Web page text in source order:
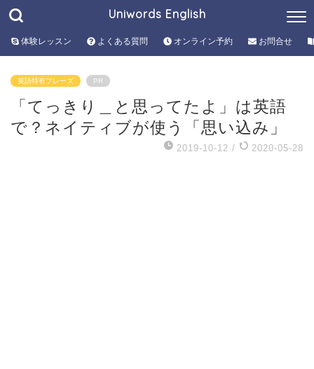
Uniwords English
体験レッスン よくある質問 オンライン予約 お問合せ
英語特有フレーズ PR
「てっきり＿と思ってたよ」は英語
で？ネイティブが使う「思い込み」
2019-10-12 / 2020-05-28